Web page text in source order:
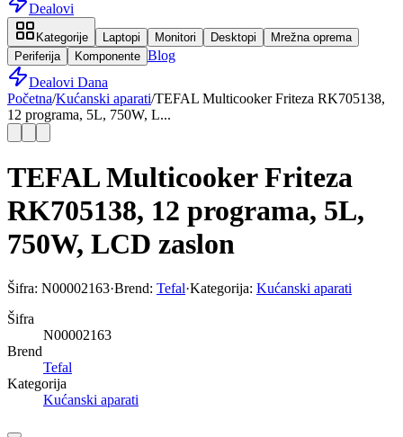
Dealovi
Kategorije Laptopi Monitori Desktopi
Mrežna oprema
Periferija
Komponente Blog
Dealovi Dana
Početna/Kućanski aparati/TEFAL Multicooker Friteza RK705138,
12 programa, 5L, 750W, L...
TEFAL Multicooker Friteza
RK705138, 12 programa, 5L,
750W, LCD zaslon
Šifra: N00002163·Brend: Tefal·Kategorija: Kućanski aparati
Šifra
N00002163
Brend
Tefal
Kategorija
Kućanski aparati